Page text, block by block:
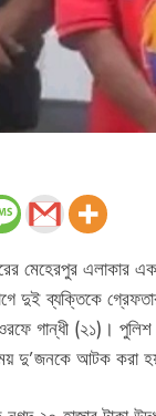
মেহেরপুর এলাকার
দুই ব্যক্তিকে
গান্ধী (২১)।
দু’জনকে আটক করা